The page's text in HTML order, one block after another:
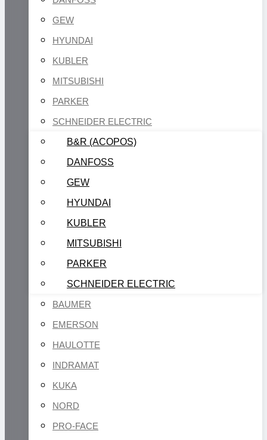
GEW
HYUNDAI
KUBLER
MITSUBISHI
PARKER
SCHNEIDER ELECTRIC
B&R (ACOPOS)
DANFOSS
GEW
HYUNDAI
KUBLER
MITSUBISHI
PARKER
SCHNEIDER ELECTRIC
BAUMER
EMERSON
HAULOTTE
INDRAMAT
KUKA
NORD
PRO-FACE